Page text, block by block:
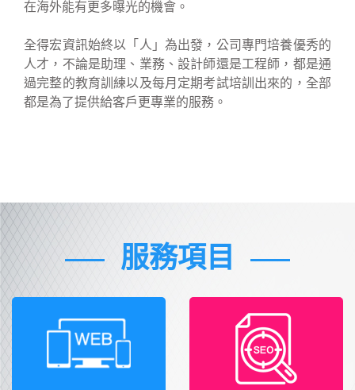
在海外能有更多曝光的機會。
全得宏資訊始終以「人」為出發，公司專門培養優秀的
人才，不論是助理、業務、設計師還是工程師，都是通
過完整的教育訓練以及每月定期考試培訓出來的，全部
都是為了提供給客戶更專業的服務。
服務項目